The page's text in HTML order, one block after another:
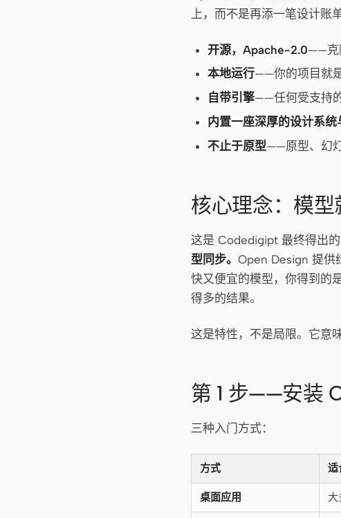
上，而不是再添一笔设计账单
开源，Apache-2.0——克
本地运行——你的项目就
自带引擎——任何受支持
内置一座深厚的设计系统
不止于原型——原型、幻
核心理念：模
这是 Codedigipt 最终得出的
型同步。 Open Design 提供
快又便宜的模型，你得到的
得多的结果。
这是特性，不是局限。它意
第 1 步——安装
三种入门方式：
方式 适
桌面应用